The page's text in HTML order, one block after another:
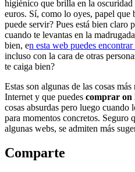
higiénico que brilla en la
euros. Sí, como lo oyes, papel que
puede servir? Pues está bien claro
cuando te levantas en la
bien, en esta web puedes
incluso con la cara de otras
te caiga bien?
Estas son algunas de las cosas
Internet y que puedes comprar on
cosas absurdas pero luego cuando
para momentos concretos. Seguro
algunas webs, se admiten más
Comparte